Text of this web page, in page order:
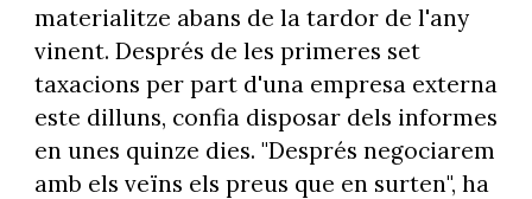
materialitze abans de la tardor de l'any
vinent. Després de les primeres set
taxacions per part d'una empresa externa
este dilluns, confia disposar dels informes
en unes quinze dies. "Després negociarem
amb els veïns els preus que en surten", ha